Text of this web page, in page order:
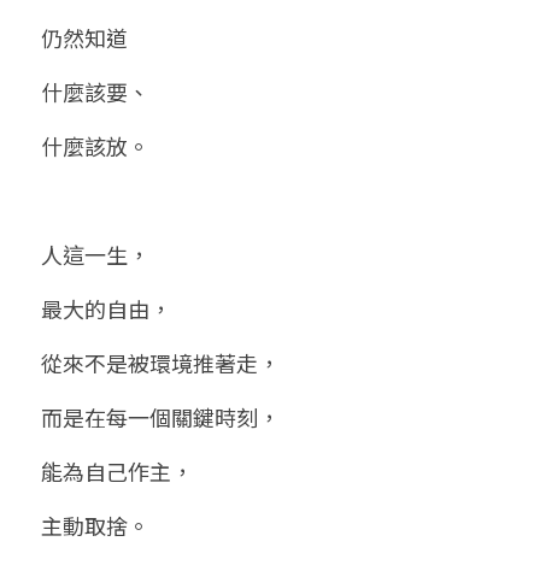
仍然知道
什麼該要、
什麼該放。
人這一生，
最大的自由，
從來不是被環境推著走，
而是在每一個關鍵時刻，
能為自己作主，
主動取捨。